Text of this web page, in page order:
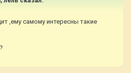
,ему самому интересны такие